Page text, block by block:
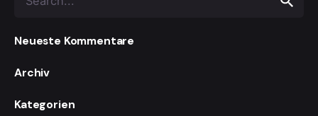
for
Neueste Kommentare
Archiv
Kategorien